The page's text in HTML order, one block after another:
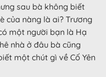
sau bà không biết
của nàng là ai? Trương
một người bạn là Hạ
nhà ở đâu bà cũng
một chút gì về Cố Yên